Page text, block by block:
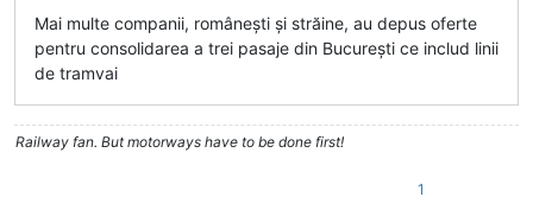
Mai multe companii, românești și străine, au depus oferte
pentru consolidarea a trei pasaje din București ce includ linii
de tramvai
Railway fan. But motorways have to be done first!
1